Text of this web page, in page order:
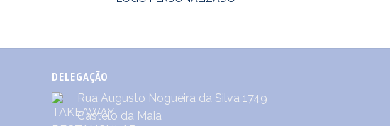
DELEGAÇÃO
Rua Augusto Nogueira da Silva 1749
Castêlo da Maia